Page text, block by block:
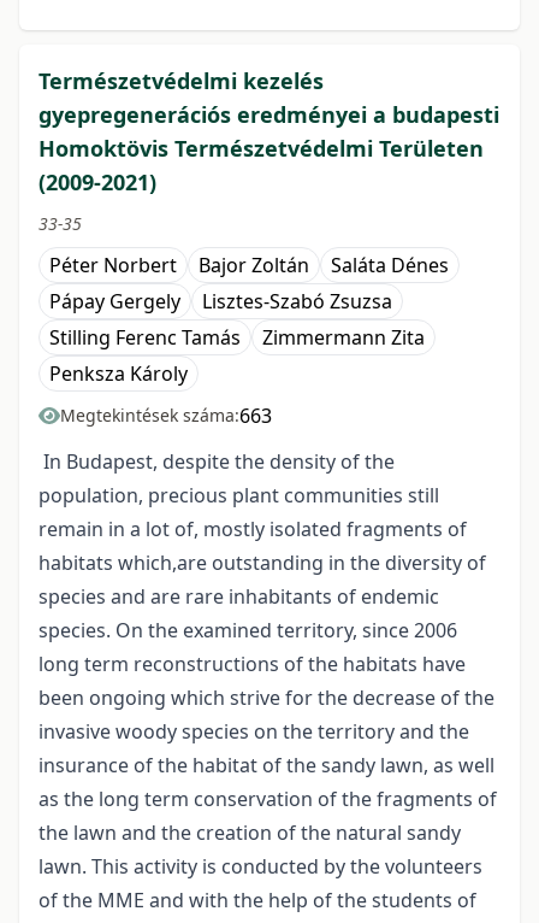
Természetvédelmi kezelés
gyepregenerációs eredményei a budapesti
Homoktövis Természetvédelmi Területen
(2009-2021)
33-35
Péter Norbert Bajor Zoltán
Saláta Dénes
Pápay Gergely
Lisztes-Szabó Zsuzsa
Stilling Ferenc Tamás
Zimmermann Zita
Penksza Károly
Megtekintések száma:663
In Budapest, despite the density of the
population, precious plant communities still
remain in a lot of, mostly isolated fragments of
habitats which,are outstanding in the diversity of
species and are rare inhabitants of endemic
species. On the examined territory, since 2006
long term reconstructions of the habitats have
been ongoing which strive for the decrease of the
invasive woody species on the territory and the
insurance of the habitat of the sandy lawn, as well
as the long term conservation of the fragments of
the lawn and the creation of the natural sandy
lawn. This activity is conducted by the volunteers
of the MME and with the help of the students of